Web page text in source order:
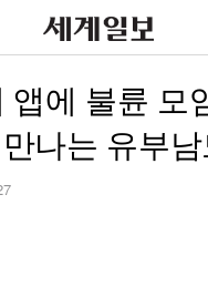
앱에 불륜
나는 유부